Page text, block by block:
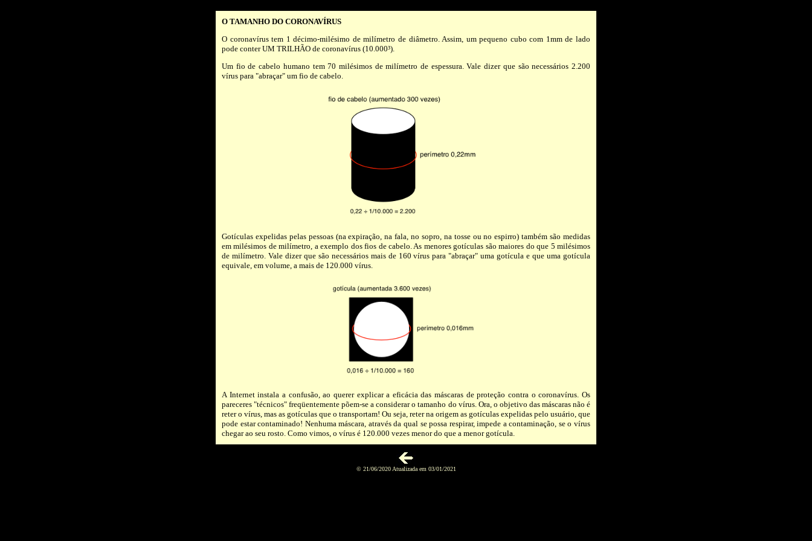
O TAMANHO DO CORONAVÍRUS
O coronavírus tem 1 décimo-milésimo de milímetro de diâmetro. Assim, um pequeno cubo com 1mm de lado
pode conter UM TRILHÃO de coronavírus (10.000³).
Um fio de cabelo humano tem 70 milésimos de milímetro de espessura. Vale dizer que são necessários 2.200
vírus para "abraçar" um fio de cabelo.
Gotículas expelidas pelas pessoas (na expiração, na fala, no sopro, na tosse ou no espirro) também são medidas
em milésimos de milímetro, a exemplo dos fios de cabelo. As menores gotículas são maiores do que 5 milésimos
de milímetro. Vale dizer que são necessários mais de 160 vírus para "abraçar" uma gotícula e que uma gotícula
equivale, em volume, a mais de 120.000 vírus.
A Internet instala a confusão, ao querer explicar a eficácia das máscaras de proteção contra o coronavírus. Os
pareceres "técnicos" freqüentemente põem-se a considerar o tamanho do vírus. Ora, o objetivo das máscaras não é
reter o vírus, mas as gotículas que o transportam! Ou seja, reter na origem as gotículas expelidas pelo usuário, que
pode estar contaminado! Nenhuma máscara, através da qual se possa respirar, impede a contaminação, se o vírus
chegar ao seu rosto. Como vimos, o vírus é 120.000 vezes menor do que a menor gotícula.
© 21/06/2020 Atualizada em 03/01/2021